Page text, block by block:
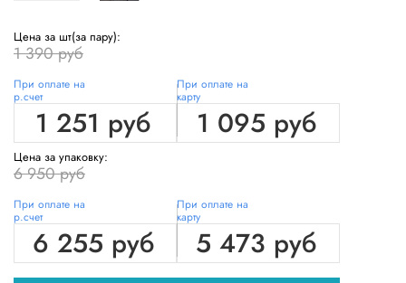
Цена за шт(за пару):
1 390 руб
При оплате на
р.счет
1 251 руб
При оплате на
карту
1 095 руб
Цена за упаковку:
6 950 руб
При оплате на
р.счет
6 255 руб
При оплате на
карту
5 473 руб